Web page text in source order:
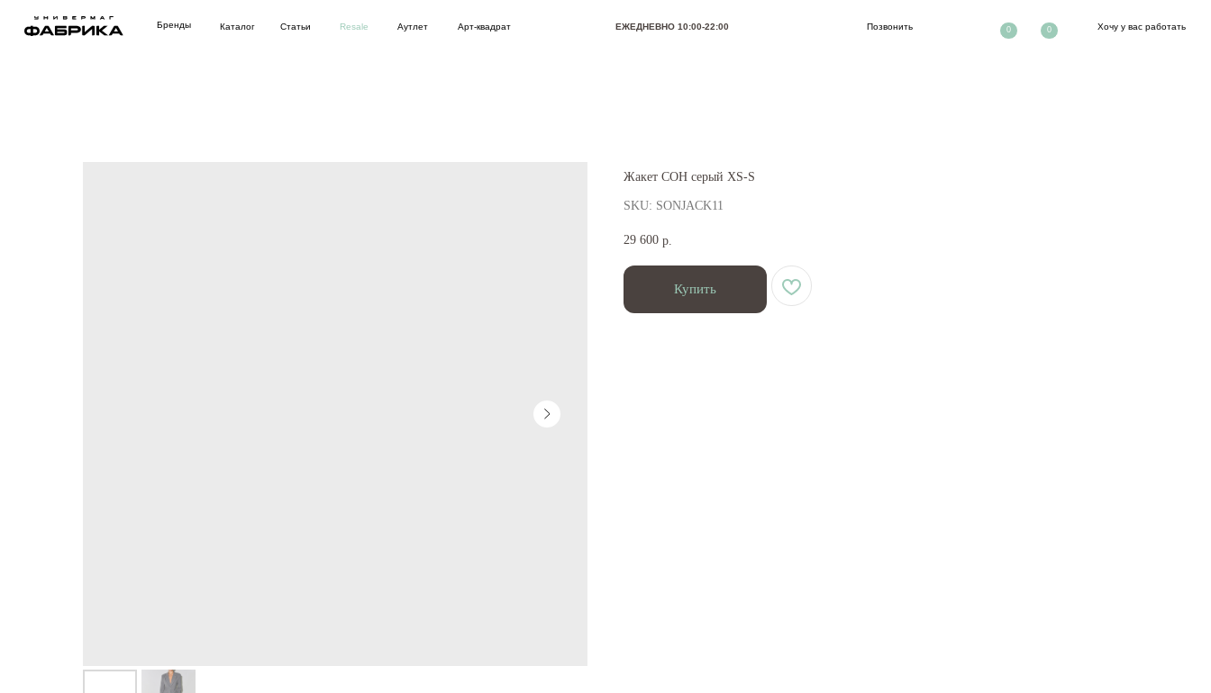
Хочу у вас работать
ЕЖЕДНЕВНО 10:00-22:00 0
Аутлет
Каталог
Бренды
Жакет СОН серый XS-S
SKU: SONJACK11
29 600 р.
Купить